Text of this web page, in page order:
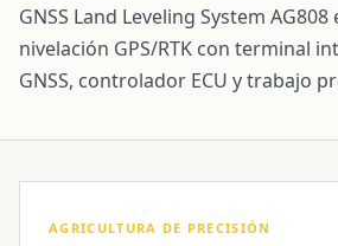
GNSS Land Leveling System
nivelación GPS/RTK con terminal
GNSS, controlador ECU y trabajo
AGRICULTURA DE PRECISIÓN